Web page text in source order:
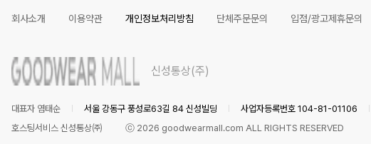
회사소개 이용약관 개인정보처리방침 단체주문문의 입점/광고제휴문의
신성통상(주)
대표자 염태순 서울 강동구 풍성로63길 84 신성빌딩 사업자등록번호 104-81-01106
호스팅서비스 신성통상㈜
ⓒ 2026 goodwearmall.com ALL RIGHTS RESERVED